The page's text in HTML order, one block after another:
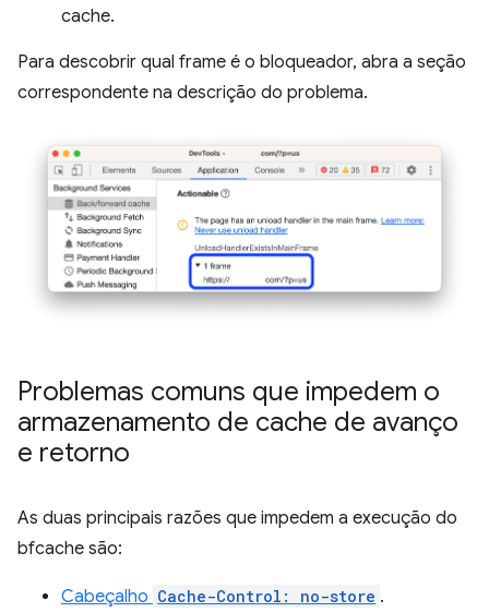
cache.
Para descobrir qual frame é o bloqueador, abra a seção
correspondente na descrição do problema.
Problemas comuns que impedem o
armazenamento de cache de avanço
e retorno
As duas principais razões que impedem a execução do
bfcache são:
Cabeçalho Cache-Control: no-store .